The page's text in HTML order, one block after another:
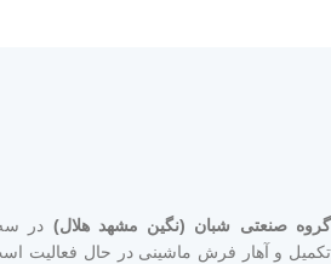
گروه صنعتی شبان (نگین مشهد هلال) در
تکمیل و آهار فرش ماشینی در حال فعالیت